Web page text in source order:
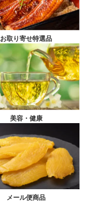
お取り寄せ特選品
美容・健康
メール便商品